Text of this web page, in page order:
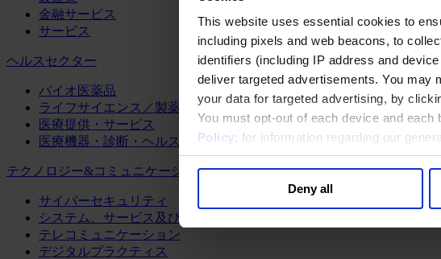
This website uses essential cookies to
including pixels and web beacons, to
identifiers (including IP address and
deliver targeted advertisements. You may
your data for targeted advertising, by
You must opt-out of each device and
Policy; for information regarding our
Deny all
金融サービス
サービス
ヘルスセクター
バイオ医薬品
ライフサイエンス／製薬
医療提供・サービス
医療機器・診断・ヘルスケアテクノロジー
テクノロジー&コミュニケーション
サイバーセキュリティ
システム、サービス及びソフトウェア
テレコミュニケーション
デジタルプラクティス